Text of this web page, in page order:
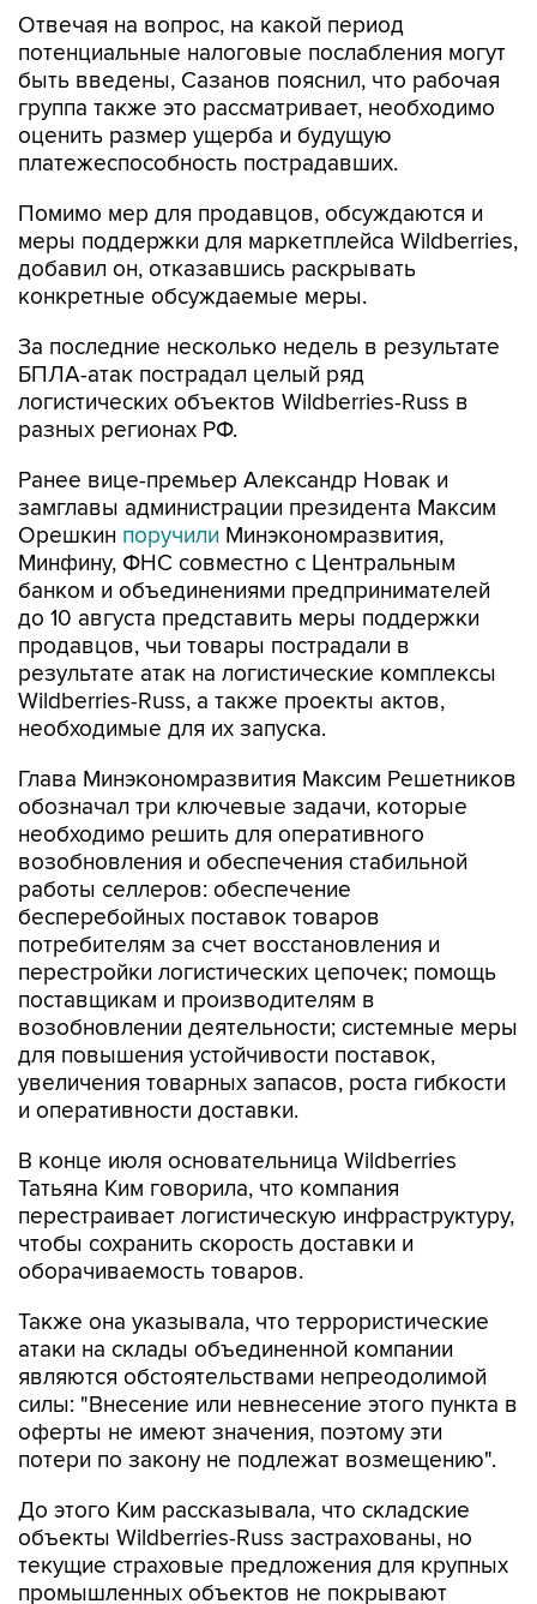
Отвечая на вопрос, на какой период
потенциальные налоговые послабления могут
быть введены, Сазанов пояснил, что рабочая
группа также это рассматривает, необходимо
оценить размер ущерба и будущую
платежеспособность пострадавших.
Помимо мер для продавцов, обсуждаются и
меры поддержки для маркетплейса Wildberries,
добавил он, отказавшись раскрывать
конкретные обсуждаемые меры.
За последние несколько недель в результате
БПЛА-атак пострадал целый ряд
логистических объектов Wildberries-Russ в
разных регионах РФ.
Ранее вице-премьер Александр Новак и
замглавы администрации президента Максим
Орешкин поручили Минэкономразвития,
Минфину, ФНС совместно с Центральным
банком и объединениями предпринимателей
до 10 августа представить меры поддержки
продавцов, чьи товары пострадали в
результате атак на логистические комплексы
Wildberries-Russ, а также проекты актов,
необходимые для их запуска.
Глава Минэкономразвития Максим Решетников
обозначал три ключевые задачи, которые
необходимо решить для оперативного
возобновления и обеспечения стабильной
работы селлеров: обеспечение
бесперебойных поставок товаров
потребителям за счет восстановления и
перестройки логистических цепочек; помощь
поставщикам и производителям в
возобновлении деятельности; системные меры
для повышения устойчивости поставок,
увеличения товарных запасов, роста гибкости
и оперативности доставки.
В конце июля основательница Wildberries
Татьяна Ким говорила, что компания
перестраивает логистическую инфраструктуру,
чтобы сохранить скорость доставки и
оборачиваемость товаров.
Также она указывала, что террористические
атаки на склады объединенной компании
являются обстоятельствами непреодолимой
силы: "Внесение или невнесение этого пункта в
оферты не имеют значения, поэтому эти
потери по закону не подлежат возмещению".
До этого Ким рассказывала, что складские
объекты Wildberries-Russ застрахованы, но
текущие страховые предложения для крупных
промышленных объектов не покрывают